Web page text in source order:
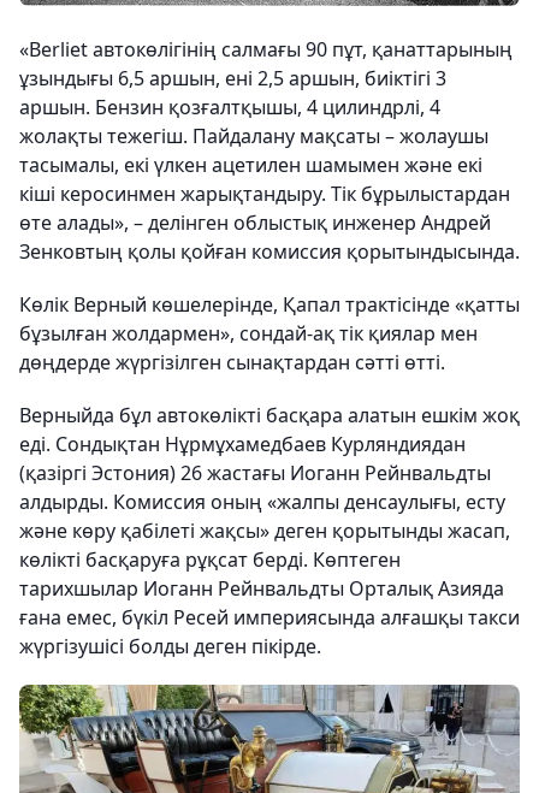
«Berliet автокөлігінің салмағы 90 пұт, қанаттарының
ұзындығы 6,5 аршын, ені 2,5 аршын, биіктігі 3
аршын. Бензин қозғалтқышы, 4 цилиндрлі, 4
жолақты тежегіш. Пайдалану мақсаты – жолаушы
тасымалы, екі үлкен ацетилен шамымен және екі
кіші керосинмен жарықтандыру. Тік бұрылыстардан
өте алады», – делінген облыстық инженер Андрей
Зенковтың қолы қойған комиссия қорытындысында.
Көлік Верный көшелерінде, Қапал трактісінде «қатты
бұзылған жолдармен», сондай-ақ тік қиялар мен
дөңдерде жүргізілген сынақтардан сәтті өтті.
Верныйда бұл автокөлікті басқара алатын ешкім жоқ
еді. Сондықтан Нұрмұхамедбаев Курляндиядан
(қазіргі Эстония) 26 жастағы Иоганн Рейнвальдты
алдырды. Комиссия оның «жалпы денсаулығы, есту
және көру қабілеті жақсы» деген қорытынды жасап,
көлікті басқаруға рұқсат берді. Көптеген
тарихшылар Иоганн Рейнвальдты Орталық Азияда
ғана емес, бүкіл Ресей империясында алғашқы такси
жүргізушісі болды деген пікірде.